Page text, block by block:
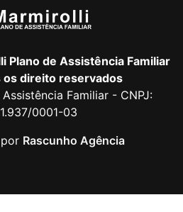
de Assistência Familiar
os direito reservados
Familiar - CNPJ:
0001-03
Rascunho Agência